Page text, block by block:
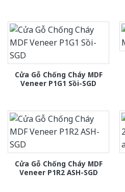
Cửa Gỗ Chống Cháy MDF
Veneer P1G1 Sồi-SGD
Cửa Gỗ Chống Cháy MDF
Veneer P1R2 ASH-SGD